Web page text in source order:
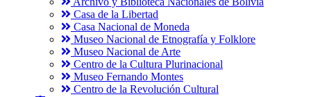
Casa de la Libertad
Casa Nacional de Moneda
Museo Nacional de Etnografía y Folklore
Museo Nacional de Arte
Centro de la Cultura Plurinacional
Museo Fernando Montes
Centro de la Revolución Cultural